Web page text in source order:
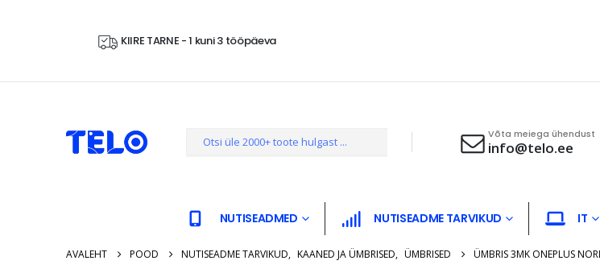
KIIRE TARNE - 1 kuni 3 tööpäeva
Võta meiega ühendust
info@telo.ee
NUTISEADMED NUTISEADME TARVIKUD IT
AVALEHT POOD NUTISEADME TARVIKUD, KAANED JA ÜMBRISED, ÜMBRISED ÜMBRIS 3MK ONEPLUS